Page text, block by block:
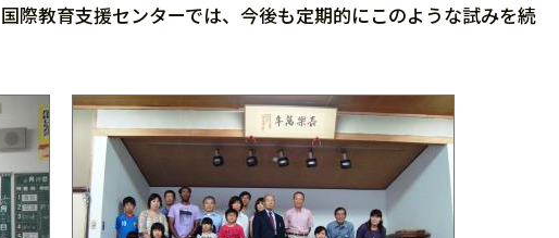
際教育支援センターでは、今後も定期的にこのような試みを続